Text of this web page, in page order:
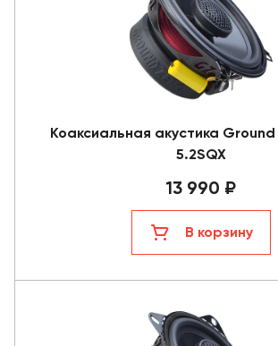
Коаксиальная акустика Ground
5.2SQX
13 990 ₽
В корзину